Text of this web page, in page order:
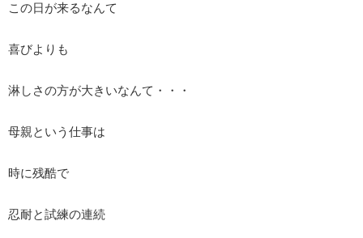
この日が来るなんて
喜びよりも
淋しさの方が大きいなんて・・・
母親という仕事は
時に残酷で
忍耐と試練の連続